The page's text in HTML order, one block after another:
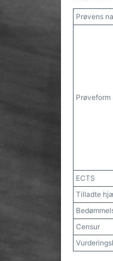
Prøvens
Prøveform
ECTS
Tilladte
Censur